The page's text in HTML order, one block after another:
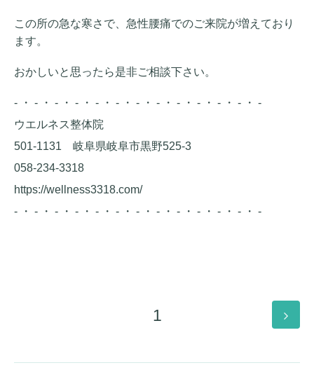
この所の急な寒さで、急性腰痛でのご来院が増えており
ます。
おかしいと思ったら是非ご相談下さい。
- ・ - ・ - ・ - ・ - ・ - ・ - ・ - ・ - ・ - ・ - ・ - ・ -
ウエルネス整体院
501-1131 岐阜県岐阜市黒野525-3
058-234-3318
https://wellness3318.com/
- ・ - ・ - ・ - ・ - ・ - ・ - ・ - ・ - ・ - ・ - ・ - ・ -
1